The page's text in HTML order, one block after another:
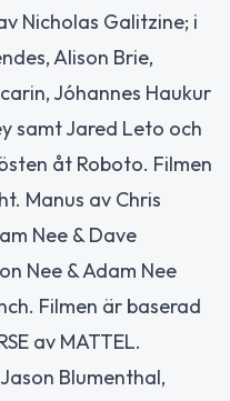
Nicholas Galitzine; i
Alison Brie,
Jóhannes Haukur
samt Jared Leto och
åt Roboto. Filmen
Manus av Chris
Nee & Dave
Nee & Adam Nee
Filmen är baserad
av MATTEL.
Blumenthal,